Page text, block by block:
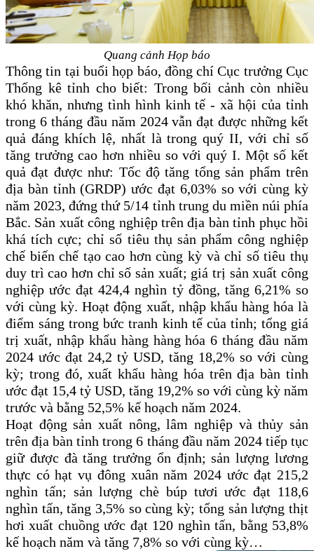
Quang cảnh Họp báo
Thông tin tại buổi họp báo, đồng chí Cục trưởng Cục
Thống kê tỉnh cho biết: Trong bối cảnh còn nhiều
khó khăn, nhưng tình hình kinh tế - xã hội của tỉnh
trong 6 tháng đầu năm 2024 vẫn đạt được những kết
quả đáng khích lệ, nhất là trong quý II, với chỉ số
tăng trưởng cao hơn nhiều so với quý I. Một số kết
quả đạt được như: Tốc độ tăng tổng sản phẩm trên
địa bàn tỉnh (GRDP) ước đạt 6,03% so với cùng kỳ
năm 2023, đứng thứ 5/14 tỉnh trung du miền núi phía
Bắc. Sản xuất công nghiệp trên địa bàn tỉnh phục hồi
khá tích cực; chỉ số tiêu thụ sản phẩm công nghiệp
chế biến chế tạo cao hơn cùng kỳ và chỉ số tiêu thụ
duy trì cao hơn chỉ số sản xuất; giá trị sản xuất công
nghiệp ước đạt 424,4 nghìn tỷ đồng, tăng 6,21% so
với cùng kỳ. Hoạt động xuất, nhập khẩu hàng hóa là
điểm sáng trong bức tranh kinh tế của tỉnh; tổng giá
trị xuất, nhập khẩu hàng hàng hóa 6 tháng đầu năm
2024 ước đạt 24,2 tỷ USD, tăng 18,2% so với cùng
kỳ; trong đó, xuất khẩu hàng hóa trên địa bàn tỉnh
ước đạt 15,4 tỷ USD, tăng 19,2% so với cùng kỳ năm
trước và bằng 52,5% kế hoạch năm 2024.
Hoạt động sản xuất nông, lâm nghiệp và thủy sản
trên địa bàn tỉnh trong 6 tháng đầu năm 2024 tiếp tục
giữ được đà tăng trưởng ổn định; sản lượng lương
thực có hạt vụ đông xuân năm 2024 ước đạt 215,2
nghìn tấn; sản lượng chè búp tươi ước đạt 118,6
nghìn tấn, tăng 3,5% so cùng kỳ; tổng sản lượng thịt
hơi xuất chuồng ước đạt 120 nghìn tấn, bằng 53,8%
kế hoạch năm và tăng 7,8% so với cùng kỳ…